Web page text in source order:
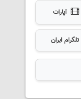
آپارات
تلگرام ایران